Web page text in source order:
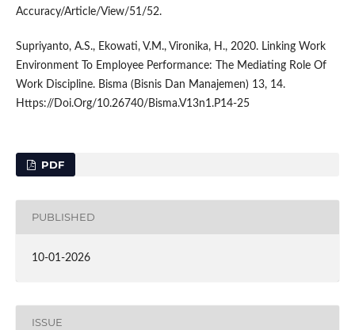
Accuracy/Article/View/51/52.
Supriyanto, A.S., Ekowati, V.M., Vironika, H., 2020. Linking Work
Environment To Employee Performance: The Mediating Role Of
Work Discipline. Bisma (Bisnis Dan Manajemen) 13, 14.
Https://Doi.Org/10.26740/Bisma.V13n1.P14-25
PDF
PUBLISHED
10-01-2026
ISSUE